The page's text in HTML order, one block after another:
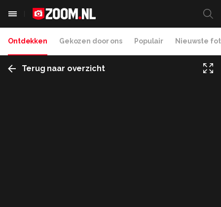
Ontdekken Gekozen door ons Populair Nieuwste
Terug naar overzicht